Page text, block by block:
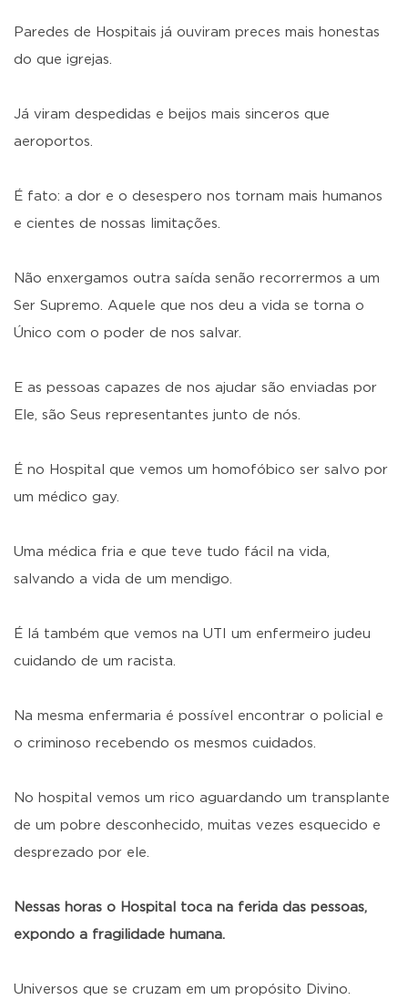
Paredes de Hospitais já ouviram preces mais honestas
do que igrejas.
Já viram despedidas e beijos mais sinceros que
aeroportos.
É fato: a dor e o desespero nos tornam mais humanos
e cientes de nossas limitações.
Não enxergamos outra saída senão recorrermos a um
Ser Supremo. Aquele que nos deu a vida se torna o
Único com o poder de nos salvar.
E as pessoas capazes de nos ajudar são enviadas por
Ele, são Seus representantes junto de nós.
É no Hospital que vemos um homofóbico ser salvo por
um médico gay.
Uma médica fria e que teve tudo fácil na vida,
salvando a vida de um mendigo.
É lá também que vemos na UTI um enfermeiro judeu
cuidando de um racista.
Na mesma enfermaria é possível encontrar o policial e
o criminoso recebendo os mesmos cuidados.
No hospital vemos um rico aguardando um transplante
de um pobre desconhecido, muitas vezes esquecido e
desprezado por ele.
Nessas horas o Hospital toca na ferida das pessoas,
expondo a fragilidade humana.
Universos que se cruzam em um propósito Divino.